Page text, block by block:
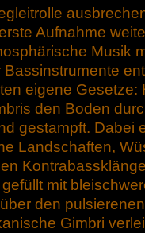
Aufnahme
Musik
Bassinstrumente
eigene Gesetze:
den Boden
gestampft. Dabei
Landschaften,
mit
den
Gimbri